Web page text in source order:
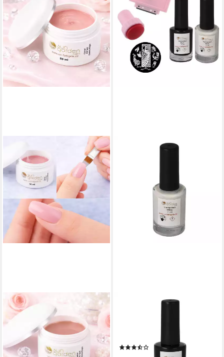
SUN GARDEN NAILS
UV-Gel 50 ml UV Aufbaugel -
Cover Camouflage Make Up
15,46 €
UVP19,32 €
SUN GARDEN NAILS
Nail Art Stamping Lack +
(3)